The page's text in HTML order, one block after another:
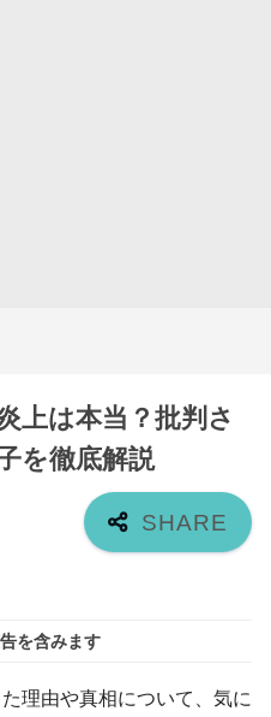
上は本当？批判さ
を徹底解説
を含みます
理由や真相について、気に